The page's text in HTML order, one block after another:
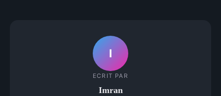
I
ECRIT PAR
Imran